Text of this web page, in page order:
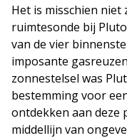
Het is misschien
ruimtesonde bij
van de vier
imposante
zonnestelsel was
bestemming voor
ontdekken aan deze
middellijn van